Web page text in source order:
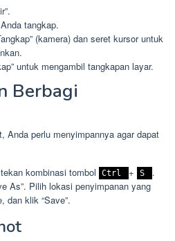
tangkap.
(kamera) dan seret kursor untuk
untuk mengambil tangkapan layar.
Berbagi
Anda perlu menyimpannya agar dapat
kombinasi tombol
Ctrl + S
.
As”. Pilih lokasi penyimpanan yang
dan klik “Save”.